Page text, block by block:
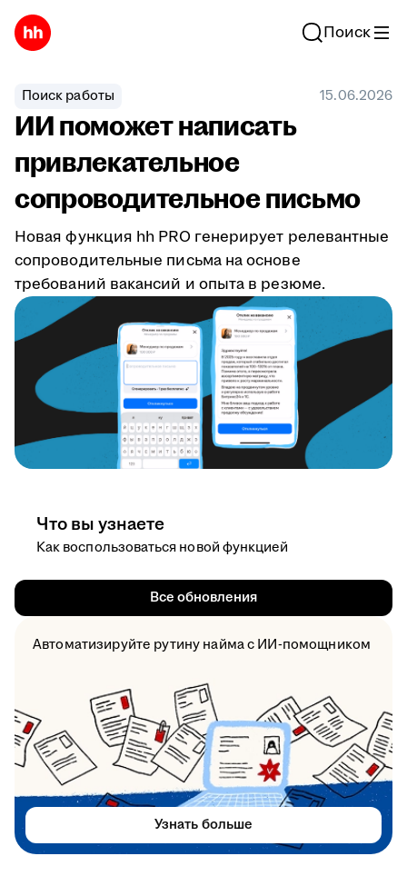
Поиск
Поиск работы 15.06.2026
ИИ поможет написать
привлекательное
сопроводительное письмо
Новая функция hh PRO генерирует релевантные
сопроводительные письма на основе
требований вакансий и опыта в резюме.
Что вы узнаете
Как воспользоваться новой функцией
Все обновления
Автоматизируйте рутину найма с ИИ-помощником
Узнать больше